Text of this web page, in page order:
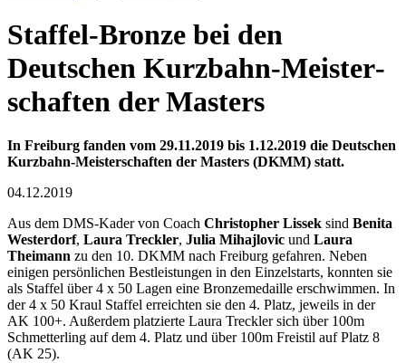
Staffel-Bronze bei den
Deutschen Kurz­bahn-Meister­
schaften der Masters
In Freiburg fanden vom 29.11.2019 bis 1.12.2019 die Deutschen
Kurzbahn-Meisterschaften der Masters (DKMM) statt.
04.12.2019
Aus dem DMS-Kader von Coach Christopher Lissek sind Benita
Wester­dorf, Laura Treckler, Julia Mihajlovic und Laura
Theimann zu den 10. DKMM nach Frei­burg gefahren. Neben
einigen per­sön­lichen Best­leistungen in den Einzel­starts, konnten sie
als Staffel über 4 x 50 Lagen eine Bronze­medaille er­schwimmen. In
der 4 x 50 Kraul Staffel erreichten sie den 4. Platz, jeweils in der
AK 100+. Außer­dem platzierte Laura Treckler sich über 100m
Schmetter­ling auf dem 4. Platz und über 100m Frei­stil auf Platz 8
(AK 25).